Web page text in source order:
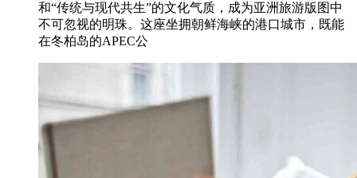
和“传统与现代共生”的文化气质，成为亚洲旅游版图中
不可忽视的明珠。这座坐拥朝鲜海峡的港口城市，既能
在冬柏岛的APEC公